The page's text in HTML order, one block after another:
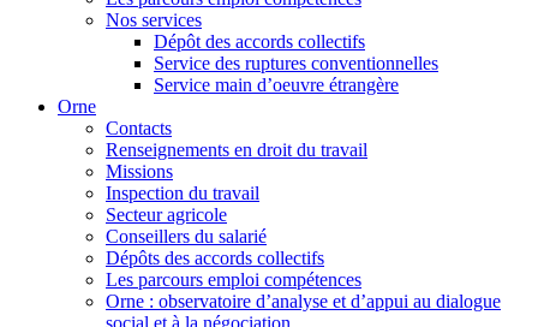
Nos services
Dépôt des accords collectifs
Service des ruptures conventionnelles
Service main d’oeuvre étrangère
Orne
Contacts
Renseignements en droit du travail
Missions
Inspection du travail
Secteur agricole
Conseillers du salarié
Dépôts des accords collectifs
Les parcours emploi compétences
Orne : observatoire d’analyse et d’appui au dialogue